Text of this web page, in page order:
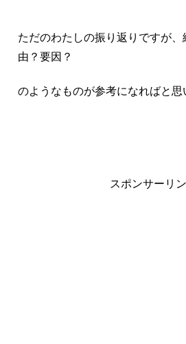
ただのわたしの振り返りですが
由？要因？
のようなものが参考になればと思
スポンサーリ